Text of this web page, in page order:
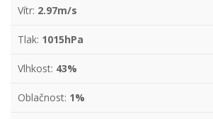
Vítr: 2.97m/s
Tlak: 1015hPa
Vlhkost: 43%
Oblačnost: 1%